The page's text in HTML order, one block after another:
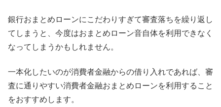
銀行おまとめローンにこだわりすぎて審査落ちを繰り返し
てしまうと、今度はおまとめローン音自体を利用できなく
なってしまうかもしれません。
一本化したいのが消費者金融からの借り入れであれば、審
査に通りやすい消費者金融おまとめローンを利用すること
をおすすめします。